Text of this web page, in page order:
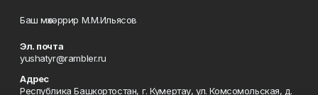
Баш мөхәррир М.М.Ильясов
Эл. почта
yushatyr@rambler.ru
Адрес
Республика Башкортостан, г. Кумертау, ул. Комсомольская, д.